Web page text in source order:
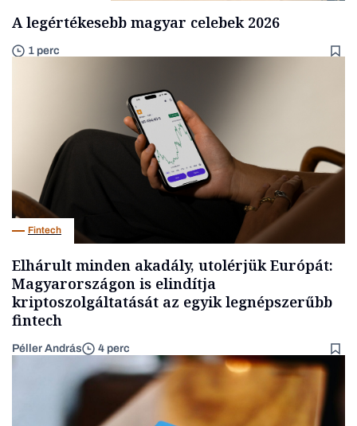
A legértékesebb magyar celebek 2026
1 perc
Fintech
Elhárult minden akadály, utolérjük Európát:
Magyarországon is elindítja
kriptoszolgáltatását az egyik legnépszerűbb
fintech
Péller András 4 perc